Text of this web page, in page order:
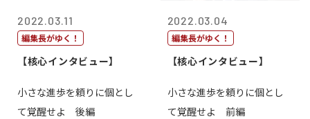
2022.03.11
編集長がゆく！
【核心インタビュー】
小さな進歩を頼りに個とし
て覚醒せよ 後編
2022.03.04
編集長がゆく！
【核心インタビュー】
小さな進歩を頼りに個とし
て覚醒せよ 前編